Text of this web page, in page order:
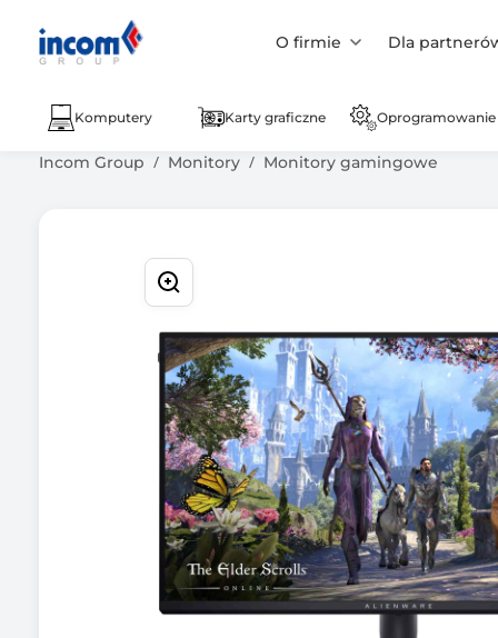
O firmie Dla
Komputery Karty graficzne Oprogramowanie
Incom Group Monitory Monitory gamingowe